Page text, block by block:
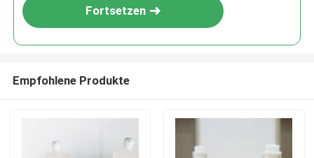
Fortsetzen
Empfohlene Produkte